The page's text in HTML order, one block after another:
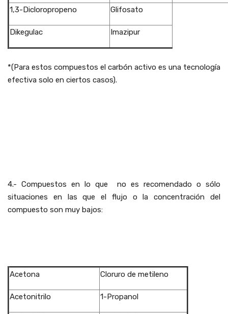
1,3-Dicloropropeno Glifosato
Dikegulac Imazipur
*(Para estos compuestos el carbón activo es una tecnología
efectiva solo en ciertos casos).
4.- Compuestos en lo que no es recomendado o sólo
situaciones en las que el flujo o la concentración del
compuesto son muy bajos:
Acetona Cloruro de metileno
Acetonitrilo 1-Propanol